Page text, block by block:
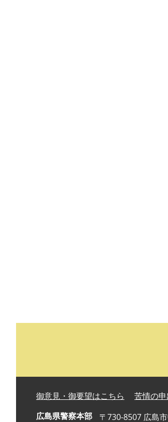
御意見・御要望はこちら 苦情の
広島県警察本部
〒730-8507 広島